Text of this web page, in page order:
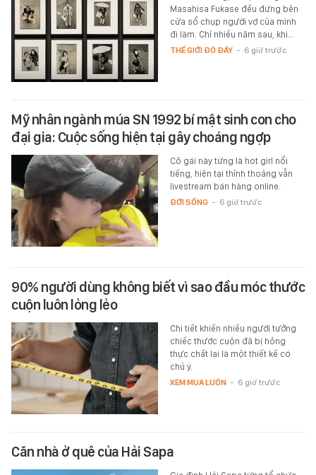
Masahisa Fukase đều đứng bên
cửa sổ chụp người vợ của mình
đi làm. Chỉ nhiều năm sau, khi…
THẾ GIỚI ĐÓ ĐÂY - 6 giờ trước
Mỹ nhân ngành múa SN 1992 bí mật sinh con cho
đại gia: Cuộc sống hiện tại gây choáng ngợp
Cô gái này từng là hot girl nổi
tiếng, hiện tại thỉnh thoảng vẫn
livestream bán hàng online.
ĐỜI SỐNG - 6 giờ trước
90% người dùng không biết vì sao đầu móc thước
cuộn luôn lỏng lẻo
Chi tiết khiến nhiều người tưởng
chiếc thước cuộn đã bị hỏng
thực chất lại là một thiết kế có
chủ ý.
XEM MUA LUÔN - 6 giờ trước
Căn nhà ở quê của Hải Sapa